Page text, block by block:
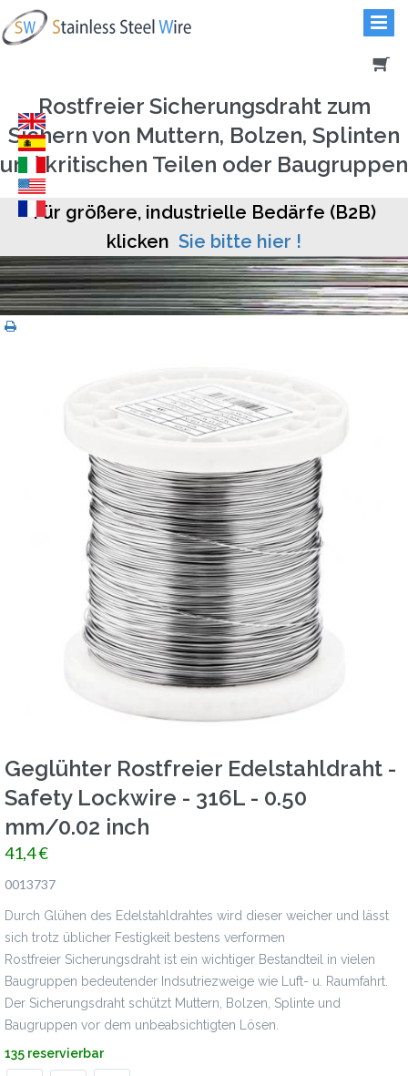
Rostfreier Sicherungsdraht zum
Sichern von Muttern, Bolzen, Splinten
und kritischen Teilen oder Baugruppen
Für größere, industrielle Bedärfe (B2B)
klicken Sie bitte hier !
Geglühter Rostfreier Edelstahldraht -
Safety Lockwire - 316L - 0.50
mm/0.02 inch
41,4 €
0013737
Durch Glühen des Edelstahldrahtes wird dieser weicher und lässt
sich trotz üblicher Festigkeit bestens verformen
Rostfreier Sicherungsdraht ist ein wichtiger Bestandteil in vielen
Baugruppen bedeutender Indsutriezweige wie Luft- u. Raumfahrt.
Der Sicherungsdraht schützt Muttern, Bolzen, Splinte und
Baugruppen vor dem unbeabsichtigten Lösen.
135 reservierbar